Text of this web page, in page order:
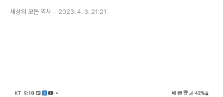
세상의 모든 역사 2023. 4. 3. 21:21